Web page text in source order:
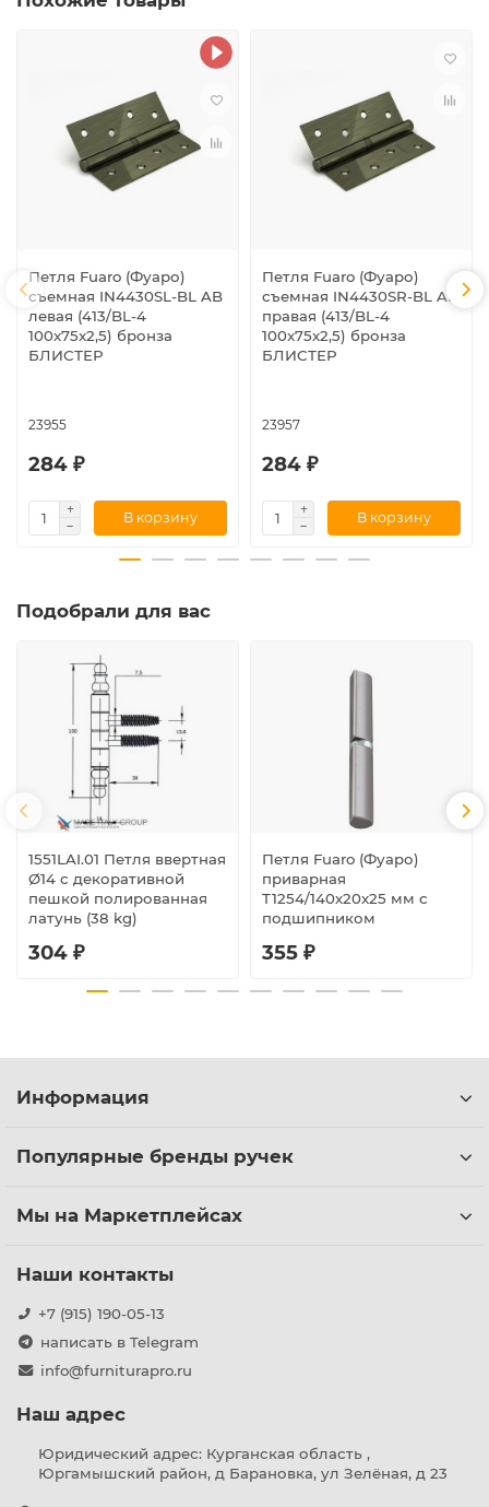
Петля Fuaro (Фуаро)
съемная IN4430SL-BL AB
левая (413/BL-4
100x75x2,5) бронза
БЛИСТЕР
23955
284 ₽
В корзину
Петля Fuaro (Фуаро)
съемная IN4430SR-BL AB
правая (413/BL-4
100x75x2,5) бронза
БЛИСТЕР
23957
284 ₽
В корзину
Подобрали для вас
1551LAI.01 Петля ввертная
Ø14 с декоративной
пешкой полированная
латунь (38 kg)
304 ₽
Петля Fuaro (Фуаро)
приварная
Т1254/140х20x25 мм с
подшипником
355 ₽
Информация
Популярные бренды ручек
Мы на Маркетплейсах
Наши контакты
+7 (915) 190-05-13
написать в Telegram
info@furniturapro.ru
Наш адрес
Юридический адрес: Курганская область ,
Юргамышский район, д Барановка, ул Зелёная, д 23